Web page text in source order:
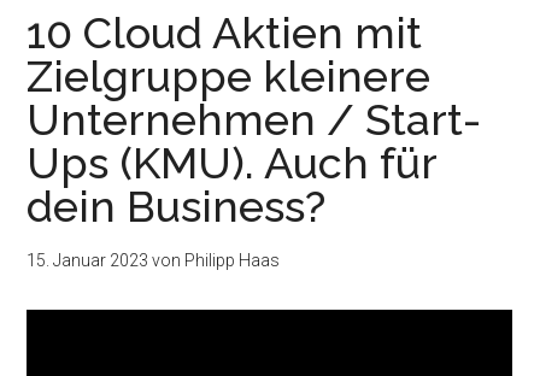
10 Cloud Aktien mit
Zielgruppe kleinere
Unternehmen / Start-
Ups (KMU). Auch für
dein Business?
15. Januar 2023 von Philipp Haas